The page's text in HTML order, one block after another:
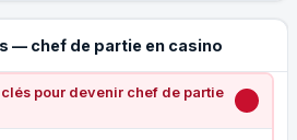
— chef de partie en casino
pour devenir chef de partie